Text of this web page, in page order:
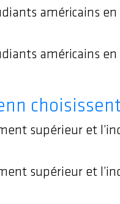
américains
américains
supérieur et
supérieur et